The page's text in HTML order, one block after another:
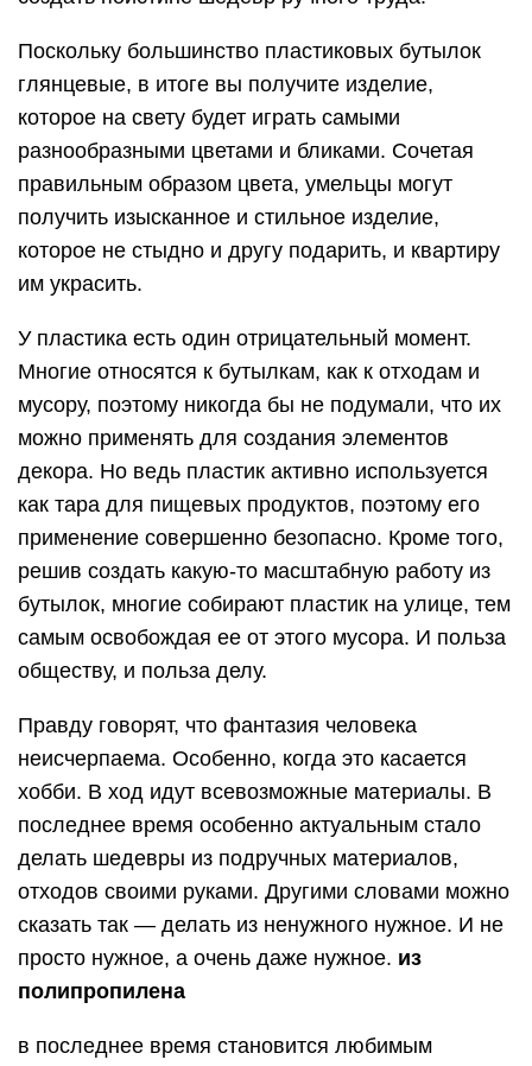
Поскольку большинство пластиковых бутылок
глянцевые, в итоге вы получите изделие,
которое на свету будет играть самыми
разнообразными цветами и бликами. Сочетая
правильным образом цвета, умельцы могут
получить изысканное и стильное изделие,
которое не стыдно и другу подарить, и квартиру
им украсить.
У пластика есть один отрицательный момент.
Многие относятся к бутылкам, как к отходам и
мусору, поэтому никогда бы не подумали, что их
можно применять для создания элементов
декора. Но ведь пластик активно используется
как тара для пищевых продуктов, поэтому его
применение совершенно безопасно. Кроме того,
решив создать какую-то масштабную работу из
бутылок, многие собирают пластик на улице, тем
самым освобождая ее от этого мусора. И польза
обществу, и польза делу.
Правду говорят, что фантазия человека
неисчерпаема. Особенно, когда это касается
хобби. В ход идут всевозможные материалы. В
последнее время особенно актуальным стало
делать шедевры из подручных материалов,
отходов своими руками. Другими словами можно
сказать так — делать из ненужного нужное. И не
просто нужное, а очень даже нужное. из
полипропилена
в последнее время становится любимым